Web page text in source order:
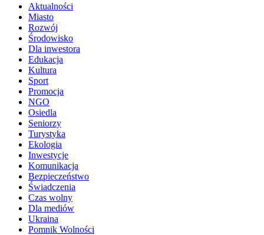
Aktualności
Miasto
Rozwój
Środowisko
Dla inwestora
Edukacja
Kultura
Sport
Promocja
NGO
Osiedla
Seniorzy
Turystyka
Ekologia
Inwestycje
Komunikacja
Bezpieczeństwo
Świadczenia
Czas wolny
Dla mediów
Ukraina
Pomnik Wolności